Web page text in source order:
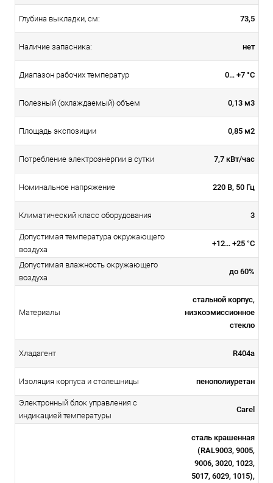
Глубина выкладки, см: 73,5
Наличие запасника: нет
Диапазон рабочих температур 0… +7 °С
Полезный (охлаждаемый) объем 0,13 м3
Площадь экспозиции 0,85 м2
Потребление электроэнергии в сутки 7,7 кВт/час
Номинальное напряжение 220 В, 50 Гц
Климатический класс оборудования 3
Допустимая температура окружающего
воздуха
+12… +25 °С
Допустимая влажность окружающего
воздуха
до 60%
Материалы
стальной корпус,
низкоэмиссионное
стекло
Хладагент R404a
Изоляция корпуса и столешницы пенополиуретан
Электронный блок управления с
индикацией температуры
Carel
сталь крашенная
(RAL9003, 9005,
9006, 3020, 1023,
5017, 6029, 1015),